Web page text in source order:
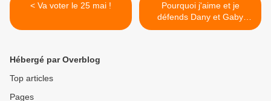
< Va voter le 25 mai !
Pourquoi j'aime et je
défends Dany et Gaby
Cohn-Bendit >
Hébergé par Overblog
Top articles
Pages